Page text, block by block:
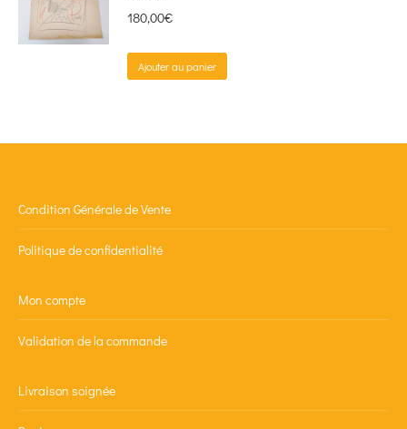
180,00€
Ajouter au panier
Condition Générale de Vente
Politique de confidentialité
Mon compte
Validation de la commande
Livraison soignée